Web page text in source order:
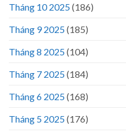
Tháng 10 2025(186)
Tháng 9 2025(185)
Tháng 8 2025(104)
Tháng 7 2025(184)
Tháng 6 2025(168)
Tháng 5 2025(176)